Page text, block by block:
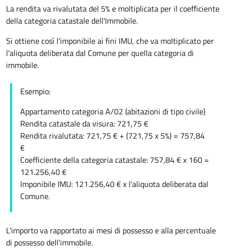
La rendita va rivalutata del 5% e moltiplicata per il coefficiente
della categoria catastale dell'Immobile.
Si ottiene così l'imponibile ai fini IMU, che va moltiplicato per
l'aliquota deliberata dal Comune per quella categoria di
immobile.
Esempio:
Appartamento categoria A/02 (abitazioni di tipo civile)
Rendita catastale da visura: 721,75 €
Rendita rivalutata: 721,75 € + (721,75 x 5%) = 757,84
€
Coefficiente della categoria catastale: 757,84 € x 160 =
121.256,40 €
Imponibile IMU: 121.256,40 € x l'aliquota deliberata dal
Comune.
L'importo va rapportato ai mesi di possesso e alla percentuale
di possesso dell'immobile.